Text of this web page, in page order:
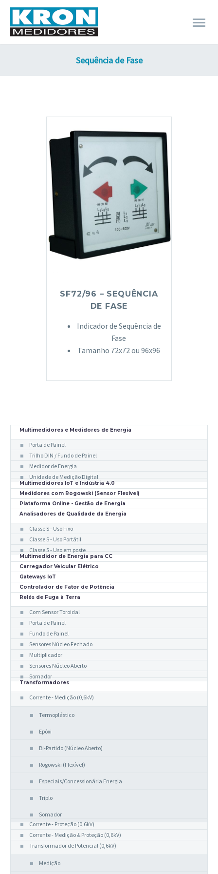
Sequência de Fase
SF72/96 – SEQUÊNCIA
DE FASE
Indicador de Sequência de
Fase
Tamanho 72x72 ou 96x96
Multimedidores e Medidores de Energia
Porta de Painel
Trilho DIN / Fundo de Painel
Medidor de Energia
Unidade de Medição Digital
Multimedidores IoT e Indústria 4.0
Medidores com Rogowski (Sensor Flexível)
Plataforma Online - Gestão de Energia
Analisadores de Qualidade da Energia
Classe S - Uso Fixo
Classe S - Uso Portátil
Classe S - Uso em poste
Multimedidor de Energia para CC
Carregador Veicular Elétrico
Gateways IoT
Controlador de Fator de Potência
Relés de Fuga à Terra
Com Sensor Toroidal
Porta de Painel
Fundo de Painel
Sensores Núcleo Fechado
Multiplicador
Sensores Núcleo Aberto
Somador
Transformadores
Corrente - Medição (0,6kV)
Termoplástico
Epóxi
Bi-Partido (Núcleo Aberto)
Rogowski (Flexível)
Especiais/Concessionária Energia
Triplo
Somador
Corrente - Proteção (0,6kV)
Corrente - Medição & Proteção (0,6kV)
Transformador de Potencial (0,6kV)
Medição